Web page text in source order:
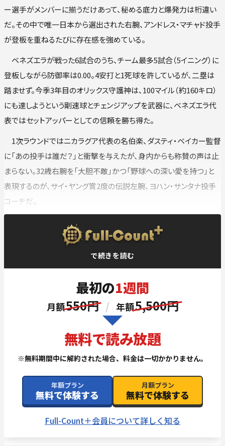
ー選手がメンバーに揃うだけあって、秘める底力と爆発力は桁違い
だ。その中で唯一日本から選出された右腕、アンドレス・マチャド投手
が登板を重ねるたびに存在感を強めている。
ベネズエラが戦った6試合のうち、チーム最多5試合（5イニング）に
登板しながら防御率は0.00。4安打と1死球を許しているが、二塁は
踏ませず。今季3年目のオリックス守護神は、100マイル（約160キロ）
にも達しようという剛速球とチェンジアップを武器に、ベネズエラ代
表ではセットアッパーとしての信頼を勝ち得た。
1次ラウンドではニカラグア代表の名伯楽、ダスティ・ベイカー監督
に「あの投手は誰だ？」と衝撃を与えたが、身内からも称賛の声は止
まらない。32歳右腕を「大胆不敵」かつ「野球への深い愛を持つ」と
表現するのが、サイ・ヤング賞2度の伝説左腕、ヨハン・サンタナ投手
コーチだ。